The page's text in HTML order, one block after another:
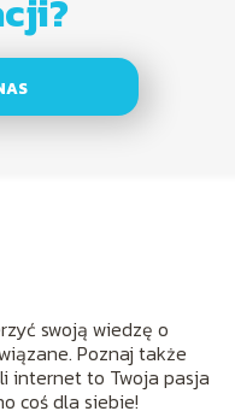
swoją wiedzę o
Poznaj także
internet to Twoja pasja
coś dla siebie!